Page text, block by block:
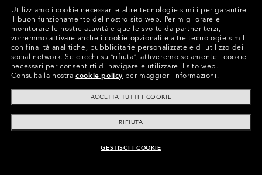
Prizm -20% Standard -20%
Polarized -20% Prizm Polarized -20%
Lenti
Lenti Prizm Black Iridium
Per garantire qualità e prestazioni costanti, le lenti
Utilizziamo i cookie necessari e altre tecnologie simili per garantire
il buon funzionamento del nostro sito web. Per migliorare e
monitorare le nostre attività e quelle svolte da partner terzi,
vorremmo attivare anche i cookie opzionali e altre tecnologie simili
con finalità analitiche, pubblicitarie personalizzate e di utilizzo dei
social network. Se clicchi su “rifiuta”, attiveremo solamente i cookie
necessari per consentirti di navigare e utilizzare il sito web.
Consulta la nostracookie policy per maggiori informazioni.
ACCETTA TUTTI I COOKIE
RIFIUTA
GESTISCI I COOKIE
ISCRIVITI